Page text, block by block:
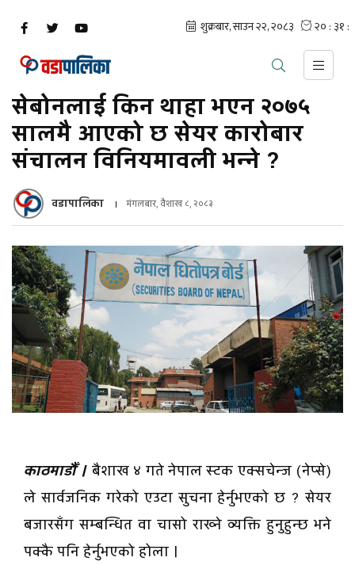
सेबोनलाई किन थाहा भएन २०७५
सालमै आएको छ सेयर कारोबार
संचालन विनियमावली भन्ने ?
वडापालिका मंगलबार, वैशाख ८, २०८३
काठमाडौँ । बैशाख ४ गते नेपाल स्टक एक्सचेन्ज (नेप्से)
ले सार्वजनिक गरेको एउटा सुचना हेर्नुभएको छ ? सेयर
बजारसँग सम्बन्धित वा चासो राख्ने व्यक्ति हुनुहुन्छ भने
पक्कै पनि हेर्नुभएको होला ।